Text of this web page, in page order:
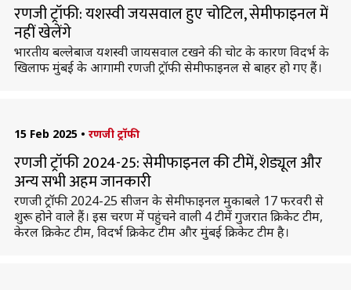
रणजी ट्रॉफी: यशस्वी जयसवाल हुए चोटिल, सेमीफाइनल में
नहीं खेलेंगे
भारतीय बल्लेबाज यशस्वी जायसवाल टखने की चोट के कारण विदर्भ के
खिलाफ मुंबई के आगामी रणजी ट्रॉफी सेमीफाइनल से बाहर हो गए हैं।
15 Feb 2025 • रणजी ट्रॉफी
रणजी ट्रॉफी 2024-25: सेमीफाइनल की टीमें, शेड्यूल और
अन्य सभी अहम जानकारी
रणजी ट्रॉफी 2024-25 सीजन के सेमीफाइनल मुकाबले 17 फरवरी से
शुरू होने वाले हैं। इस चरण में पहुंचने वाली 4 टीमें गुजरात क्रिकेट टीम,
केरल क्रिकेट टीम, विदर्भ क्रिकेट टीम और मुंबई क्रिकेट टीम है।